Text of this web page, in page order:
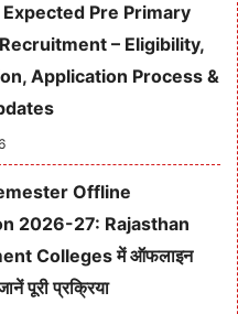
Pre Primary
– Eligibility,
Application Process &
Offline
2026-27: Rajasthan
Colleges में ऑफलाइन
पूरी प्रक्रिया